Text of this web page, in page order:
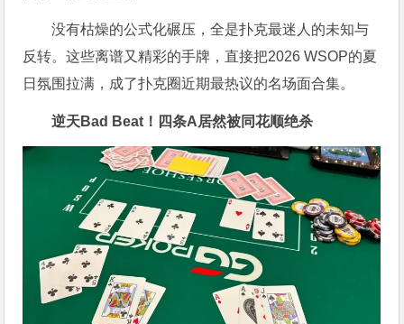
没有枯燥的公式化碾压，全是扑克最迷人的未知与
反转。这些离谱又精彩的手牌，直接把2026 WSOP的夏
日氛围拉满，成了扑克圈近期最热议的名场面合集。
逆天Bad Beat！四条A居然被同花顺绝杀